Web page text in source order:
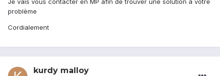
Je vais vous contacter en MP afin de trouver une solution à votre
problème
Cordialement
kurdy malloy